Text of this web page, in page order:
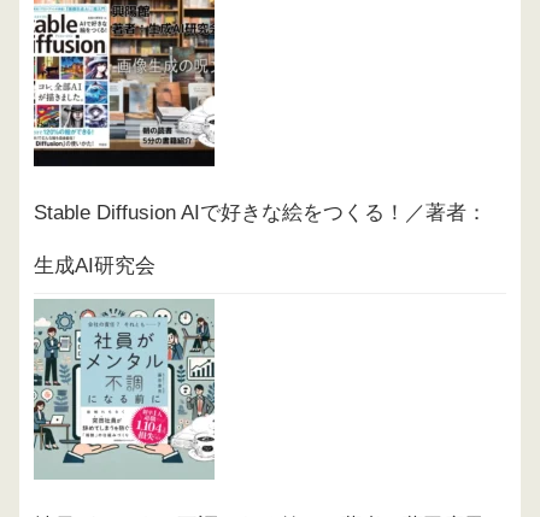
Stable Diffusion AIで好きな絵をつくる！／著者：
生成AI研究会